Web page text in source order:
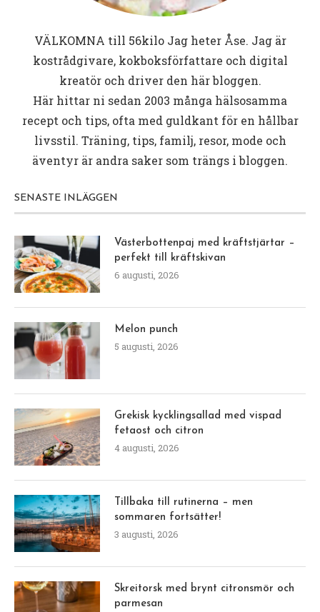
VÄLKOMNA till 56kiloJag heter Åse. Jag är
kostrådgivare, kokboksförfattare och digital
kreatör och driver den här bloggen.
Här hittar ni sedan 2003 många hälsosamma
recept och tips, ofta med guldkant för en hållbar
livsstil. Träning, tips, familj, resor, mode och
äventyr är andra saker som trängs i bloggen.
SENASTE INLÄGGEN
Västerbottenpaj med kräftstjärtar –
perfekt till kräftskivan
6 augusti, 2026
Melon punch
5 augusti, 2026
Grekisk kycklingsallad med vispad
fetaost och citron
4 augusti, 2026
Tillbaka till rutinerna – men
sommaren fortsätter!
3 augusti, 2026
Skreitorsk med brynt citronsmör och
parmesan